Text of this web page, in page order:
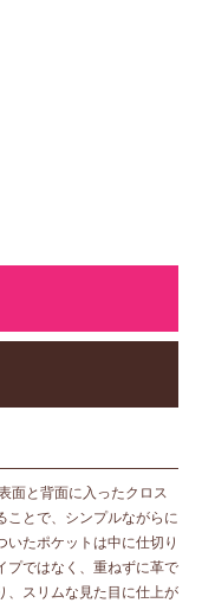
面と背面に入ったクロス
ことで、シンプルながらに
いたポケットは中に仕切り
プではなく、重ねずに革で
、スリムな見た目に仕上が